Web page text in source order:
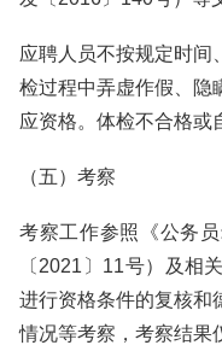
应聘人员不按规定时间
检过程中弄虚作假、隐
应资格。体检不合格或
（五）考察
考察工作参照《公务
〔2021〕11号）及相
进行资格条件的复核和
情况等考察，考察结果